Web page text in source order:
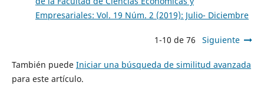
Empresariales: Vol. 19 Núm. 2 (2019): Julio- Diciembre
1-10 de 76 Siguiente
También puede Iniciar una búsqueda de similitud avanzada
para este artículo.